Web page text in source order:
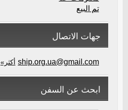
تم البيع
جهات الاتصال
ship.org.ua@gmail.com أكثر»
ابحث عن السفن